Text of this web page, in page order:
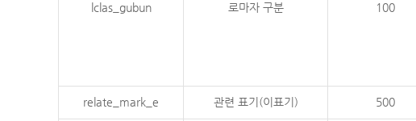
lclas_gubun 로마자 구분 100
relate_mark_e 관련 표기(이표기) 500